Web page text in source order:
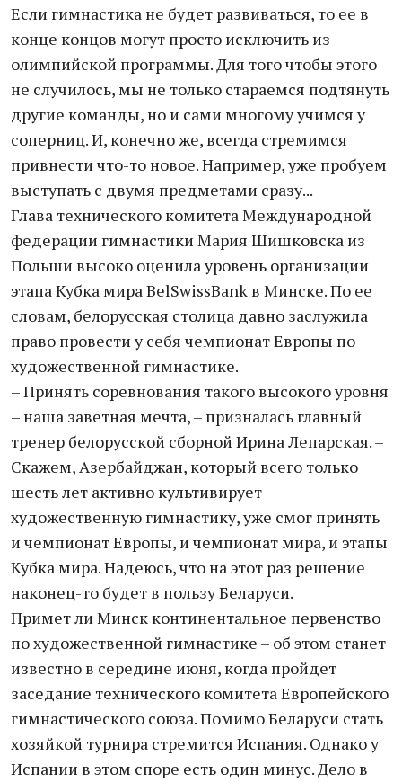
Если гимнастика не будет развиваться, то ее в
конце концов могут просто исключить из
олимпийской программы. Для того чтобы этого
не случилось, мы не только стараемся подтянуть
другие команды, но и сами многому учимся у
соперниц. И, конечно же, всегда стремимся
привнести что-то новое. Например, уже пробуем
выступать с двумя предметами сразу...
Глава технического комитета Международной
федерации гимнастики Мария Шишковска из
Польши высоко оценила уровень организации
этапа Кубка мира BelSwissBank в Минске. По ее
словам, белорусская столица давно заслужила
право провести у себя чемпионат Европы по
художественной гимнастике.
– Принять соревнования такого высокого уровня
– наша заветная мечта, – призналась главный
тренер белорусской сборной Ирина Лепарская. –
Скажем, Азербайджан, который всего только
шесть лет активно культивирует
художественную гимнастику, уже смог принять
и чемпионат Европы, и чемпионат мира, и этапы
Кубка мира. Надеюсь, что на этот раз решение
наконец-то будет в пользу Беларуси.
Примет ли Минск континентальное первенство
по художественной гимнастике – об этом станет
известно в середине июня, когда пройдет
заседание технического комитета Европейского
гимнастического союза. Помимо Беларуси стать
хозяйкой турнира стремится Испания. Однако у
Испании в этом споре есть один минус. Дело в